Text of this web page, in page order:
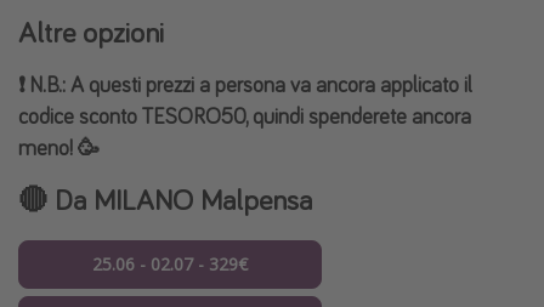
Altre opzioni
❗️ N.B.: A questi prezzi a persona va ancora applicato il
codice sconto TESORO50, quindi spenderete ancora
meno! 🥳
🔴 Da MILANO Malpensa
25.06 - 02.07 - 329€